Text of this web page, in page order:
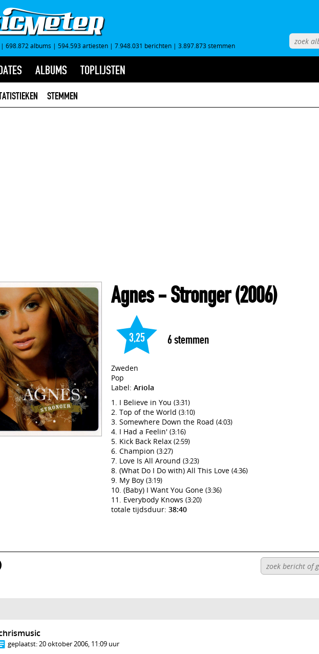
| 698.872 albums | 594.593 artiesten | 7.948.031 berichten | 3.897.873 stemmen
ALBUMS TOPLIJSTEN
STEMMEN
Agnes- Stronger(2006)
3,25 6stemmen
Zweden
Pop
Label: Ariola
I Believe in You (3:31)
Top of the World (3:10)
Somewhere Down the Road (4:03)
I Had a Feelin' (3:16)
Kick Back Relax (2:59)
Champion (3:27)
Love Is All Around (3:23)
(What Do I Do with) All This Love (4:36)
My Boy (3:19)
(Baby) I Want You Gone (3:36)
Everybody Knows (3:20)
totale tijdsduur: 38:40
geplaatst:20 oktober 2006, 11:09 uur